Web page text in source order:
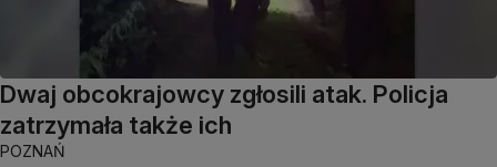
Dwaj obcokrajowcy zgłosili atak. Policja
zatrzymała także ich
POZNAŃ